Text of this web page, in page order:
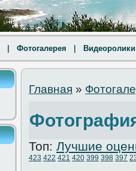
Фотогалерея Видеоролики
Главная »
Топ: Лучшие
423 422 421 420 399 398 397